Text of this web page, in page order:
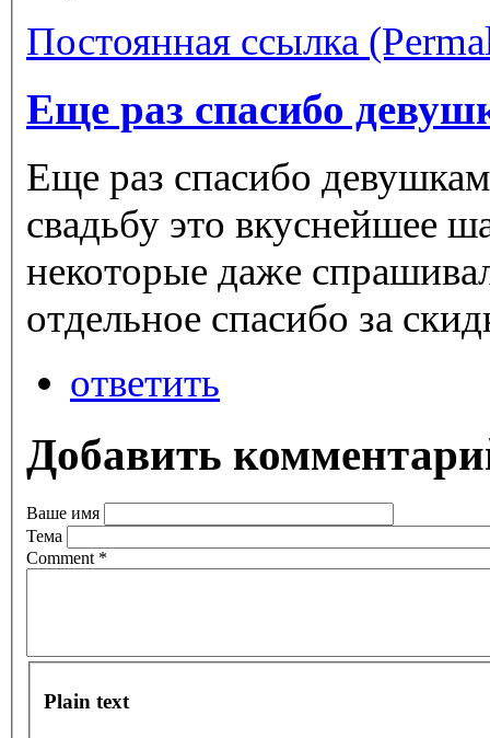
Постоянная ссылка
Еще раз спасибо
Еще раз спасибо
свадьбу это вкуснейшее
некоторые даже
отдельное спасибо за
ответить
Добавить
Ваше имя
Тема
Comment *
Plain text